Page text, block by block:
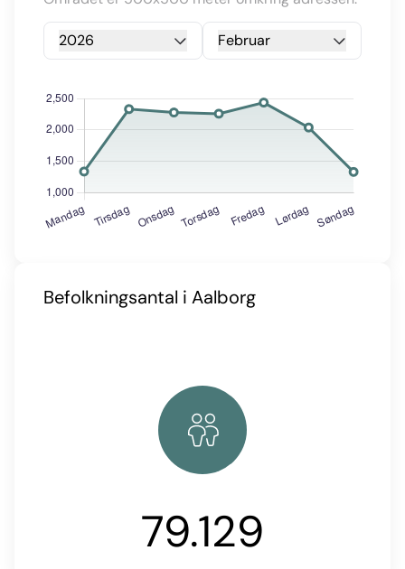
2026 Februar
Befolkningsantal i Aalborg
79.129